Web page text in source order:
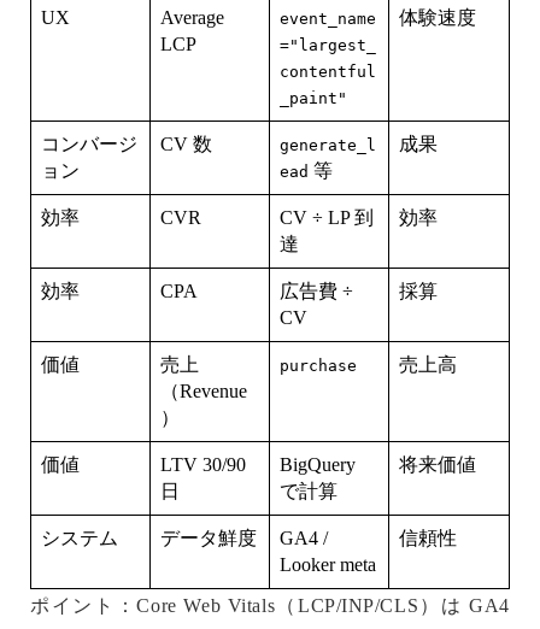
UX
Average
LCP
event_name
="largest_
contentful
_paint"
体験速度
コンバージ
ョン
CV 数
generate_l
ead 等
成果
効率 CVR
CV ÷ LP 到
達
効率
効率 CPA
広告費 ÷
CV
採算
価値
売上
（Revenue
）
purchase 売上高
価値
LTV 30/90
日
BigQuery
で計算
将来価値
システム データ鮮度
GA4 /
Looker meta
信頼性
ポイント ：Core Web Vitals （LCP/INP/CLS）は GA4